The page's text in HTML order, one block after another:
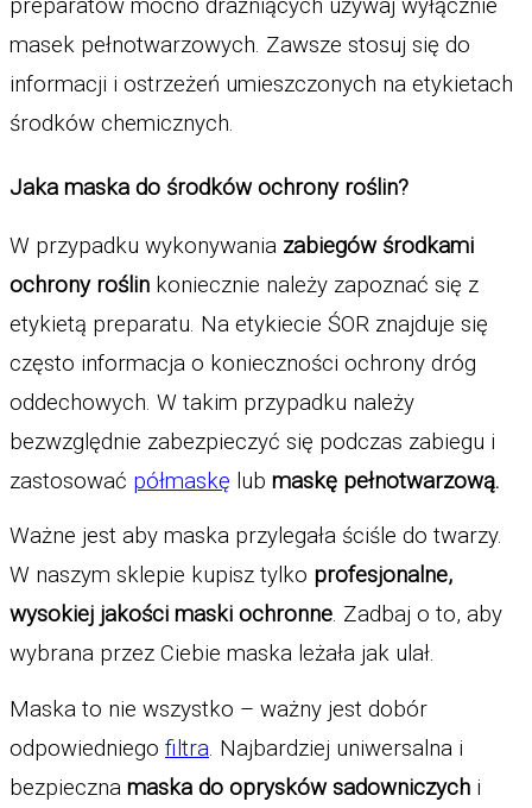
preparatów mocno drażniących używaj wyłącznie
masek pełnotwarzowych. Zawsze stosuj się do
informacji i ostrzeżeń umieszczonych na etykietach
środków chemicznych.
Jaka maska do środków ochrony roślin?
W przypadku wykonywania zabiegów środkami
ochrony roślin koniecznie należy zapoznać się z
etykietą preparatu. Na etykiecie ŚOR znajduje się
często informacja o konieczności ochrony dróg
oddechowych. W takim przypadku należy
bezwzględnie zabezpieczyć się podczas zabiegu i
zastosować półmaskę lub maskę pełnotwarzową.
Ważne jest aby maska przylegała ściśle do twarzy.
W naszym sklepie kupisz tylko profesjonalne,
wysokiej jakości maski ochronne. Zadbaj o to, aby
wybrana przez Ciebie maska leżała jak ulał.
Maska to nie wszystko – ważny jest dobór
odpowiedniego filtra. Najbardziej uniwersalna i
bezpieczna maska do oprysków sadowniczych i